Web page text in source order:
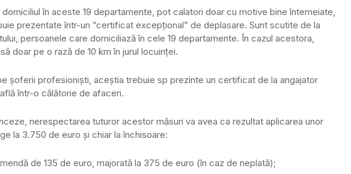
în aceste 19 departamente, pot calatori doar cu motive bine întemeiate,
prezentate într-un ”certificat excepțional” de deplasare. Sunt scutite de la
persoanele care domiciliază în cele 19 departamente. În cazul acestora,
doar pe o rază de 10 km în jurul locuinței.
șoferii profesioniști, aceștia trebuie sp prezinte un certificat de la angajator
într-o călătorie de afaceri.
nerespectarea tuturor acestor măsuri va avea ca rezultat aplicarea unor
la 3.750 de euro și chiar la închisoare:
de 135 de euro, majorată la 375 de euro (în caz de neplată);